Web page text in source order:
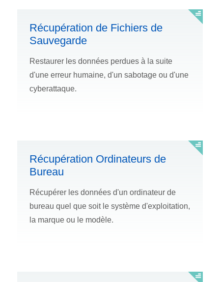
Récupération de Fichiers de
Sauvegarde
Restaurer les données perdues à la suite
d'une erreur humaine, d'un sabotage ou d'une
cyberattaque.
Récupération Ordinateurs de
Bureau
Récupérer les données d'un ordinateur de
bureau quel que soit le système d'exploitation,
la marque ou le modèle.